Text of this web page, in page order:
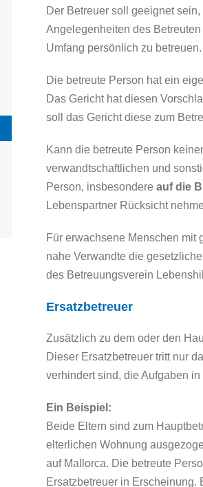
Der Betreuer soll geeignet
Angelegenheiten des
Umfang persönlich zu betreuen.
Die betreute Person hat ein
Das Gericht hat diesen
soll das Gericht diese zum
Kann die betreute Person
verwandtschaftlichen und
Person, insbesondere auf die
Lebenspartner Rücksicht
Für erwachsene Menschen mit
nahe Verwandte die
des Betreuungsverein
Ersatzbetreuer
Zusätzlich zu dem oder den
Dieser Ersatzbetreuer tritt nur
verhindert sind, die Aufgaben
Ein Beispiel:
Beide Eltern sind zum
elterlichen Wohnung
auf Mallorca. Die betreute
Ersatzbetreuer in Erscheinung.